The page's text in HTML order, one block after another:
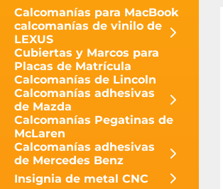
Calcomanías para MacBook
calcomanías de vinilo de
LEXUS
Cubiertas y Marcos para
Placas de Matrícula
Calcomanías de Lincoln
Calcomanías adhesivas
de Mazda
Calcomanías Pegatinas de
McLaren
Calcomanías adhesivas
de Mercedes Benz
Insignia de metal CNC